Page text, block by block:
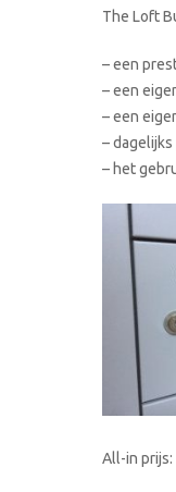
The Loft
– een
– een
– een
–
– het
All-in prijs: